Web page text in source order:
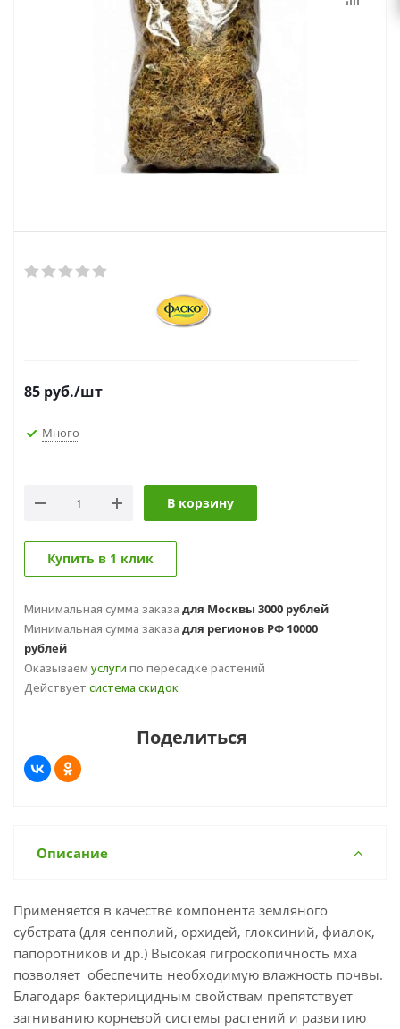
zakaz@topcvetok.ru
85 руб./шт
Много
В корзину
Купить в 1 клик
Минимальная сумма заказа для Москвы 3000 рублей
Минимальная сумма заказа для регионов РФ 10000
рублей
Оказываем услуги по пересадке растений
Действует система скидок
Поделиться
Описание
Применяется в качестве компонента земляного
субстрата (для сенполий, орхидей, глоксиний, фиалок,
папоротников и др.) Высокая гигроскопичность мха
позволяет обеспечить необходимую влажность почвы.
Благодаря бактерицидным свойствам препятствует
загниванию корневой системы растений и развитию